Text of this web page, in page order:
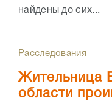
найдены до сих...
Расследования
Жительница
области